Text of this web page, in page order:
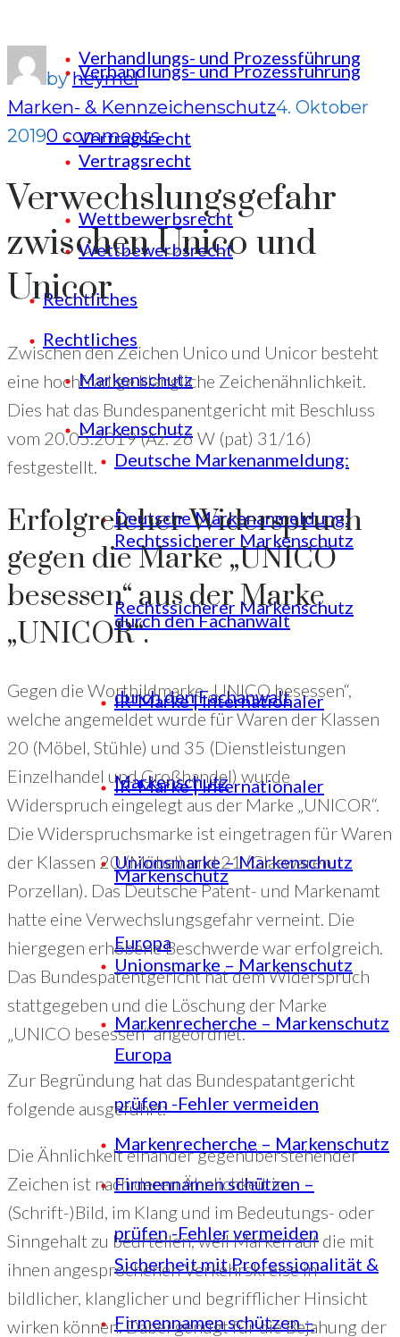
Verhandlungs- und Prozessführung
Vertragsrecht
Wettbewerbsrecht
Rechtliches
Markenschutz
Deutsche Markenanmeldung:
Rechtssicherer Markenschutz
durch den Fachanwalt
IR-Marke | Internationaler
Markenschutz
Unionsmarke – Markenschutz
Europa
Markenrecherche – Markenschutz
prüfen -Fehler vermeiden
Firmennamen schützen –
Verhandlungs- und Prozessführung
Vertragsrecht
Wettbewerbsrecht
Rechtliches
Markenschutz
Deutsche Markenanmeldung:
Rechtssicherer Markenschutz
durch den Fachanwalt
IR-Marke | Internationaler
Markenschutz
Unionsmarke – Markenschutz
Europa
Markenrecherche – Markenschutz
prüfen -Fehler vermeiden
Firmennamen schützen –
Sicherheit mit Professionalität &
byheymel
Marken- & Kennzeichenschutz4. Oktober
20190 comments
Verwechslungsgefahr
zwischen Unico und
Unicor
Zwischen den Zeichen Unico und Unicor besteht
eine hochfradige klangliche Zeichenähnlichkeit.
Dies hat das Bundespanentgericht mit Beschluss
vom 20.05.2019 (Az. 26 W (pat) 31/16)
festgestellt.
Erfolgreicher Widerspruch
gegen die Marke „UNICO
besessen“ aus der Marke
„UNICOR“.
Gegen die Wortbildmarke „UNICO besessen“,
welche angemeldet wurde für Waren der Klassen
20 (Möbel, Stühle) und 35 (Dienstleistungen
Einzelhandel und Großhandel) wurde
Widerspruch eingelegt aus der Marke „UNICOR“.
Die Widerspruchsmarke ist eingetragen für Waren
der Klassen 20 (Möbel) und 21 (Glaswaren,
Porzellan). Das Deutsche Patent- und Markenamt
hatte eine Verwechslungsgefahr verneint. Die
hiergegen erhobene Beschwerde war erfolgreich.
Das Bundespatentgericht hat dem Widerspruch
stattgegeben und die Löschung der Marke
„UNICO besessen“ angeordnet.
Zur Begründung hat das Bundespatantgericht
folgende ausgeführt:
Die Ähnlichkeit einander gegenüberstehender
Zeichen ist nach deren Ähnlichkeit im
(Schrift-)Bild, im Klang und im Bedeutungs- oder
Sinngehalt zu beurteilen, weil Marken auf die mit
ihnen angesprochenen Verkehrskreise in
bildlicher, klanglicher und begrifflicher Hinsicht
wirken können. Dabei genügt für die Bejahung der